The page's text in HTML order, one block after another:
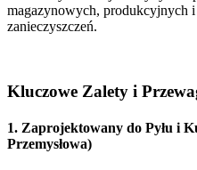
magazynowych, produkcyjnych
zanieczyszczeń.
Kluczowe Zalety i
1. Zaprojektowany do Pyłu i
Przemysłowa)